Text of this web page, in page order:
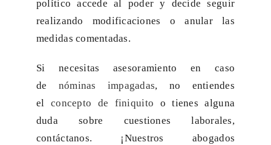
político accede al poder y decide seguir
realizando modificaciones o anular las
medidas comentadas.
Si necesitas asesoramiento en caso
de nóminas impagadas, no entiendes
elconcepto de finiquito o tienes alguna
duda sobre cuestiones laborales,
contáctanos. ¡Nuestros abogados